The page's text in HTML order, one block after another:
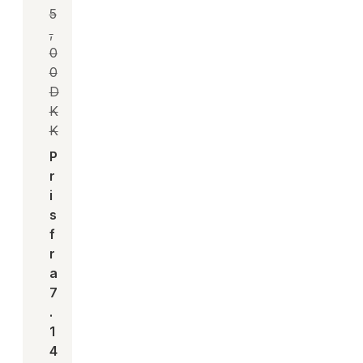
5
,
0
0
D
K
K
P
r
i
s
f
r
a
7
.
1
4